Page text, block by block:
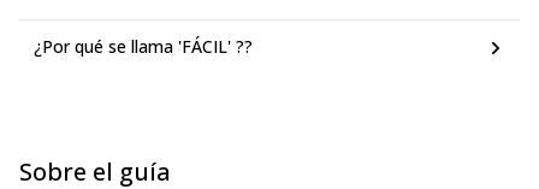
15.00-15.30 pm - Llegamos al refugio Chrystakis donde
embarcamos en nuestro vehículo y regresamos a Litochoro
¿Por qué se llama 'FÁCIL' ??
Sobre el guía